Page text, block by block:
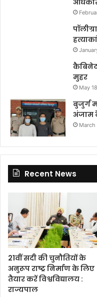
मुहर
May
बुजुर्ग
अंजाम
Recent News
21वीं सदी की चुनौतियों के
अनुरूप राष्ट्र निर्माण के लिए
तैयार करें विश्वविद्यालय :
राज्यपाल